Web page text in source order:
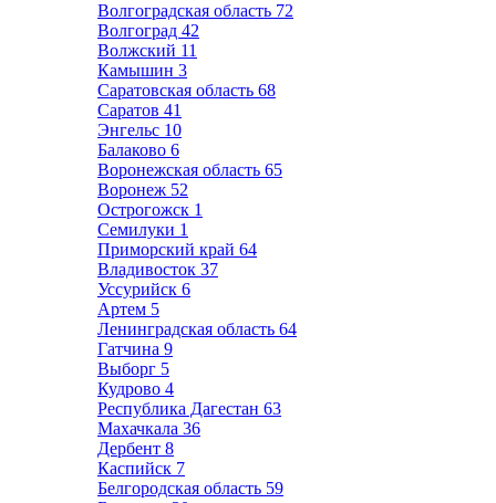
Волгоградская область 72
Волгоград 42
Волжский 11
Камышин 3
Саратовская область 68
Саратов 41
Энгельс 10
Балаково 6
Воронежская область 65
Воронеж 52
Острогожск 1
Семилуки 1
Приморский край 64
Владивосток 37
Уссурийск 6
Артем 5
Ленинградская область 64
Гатчина 9
Выборг 5
Кудрово 4
Республика Дагестан 63
Махачкала 36
Дербент 8
Каспийск 7
Белгородская область 59